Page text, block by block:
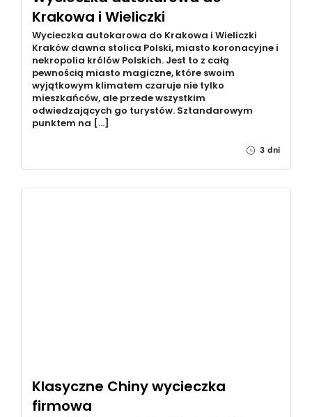
Krakowa i Wieliczki
Wycieczka autokarowa do Krakowa i Wieliczki
Kraków dawna stolica Polski, miasto koronacyjne i
nekropolia królów Polskich. Jest to z całą
pewnością miasto magiczne, które swoim
wyjątkowym klimatem czaruje nie tylko
mieszkańców, ale przede wszystkim
odwiedzających go turystów. Sztandarowym
punktem na […]
3 dni
Klasyczne Chiny wycieczka
firmowa